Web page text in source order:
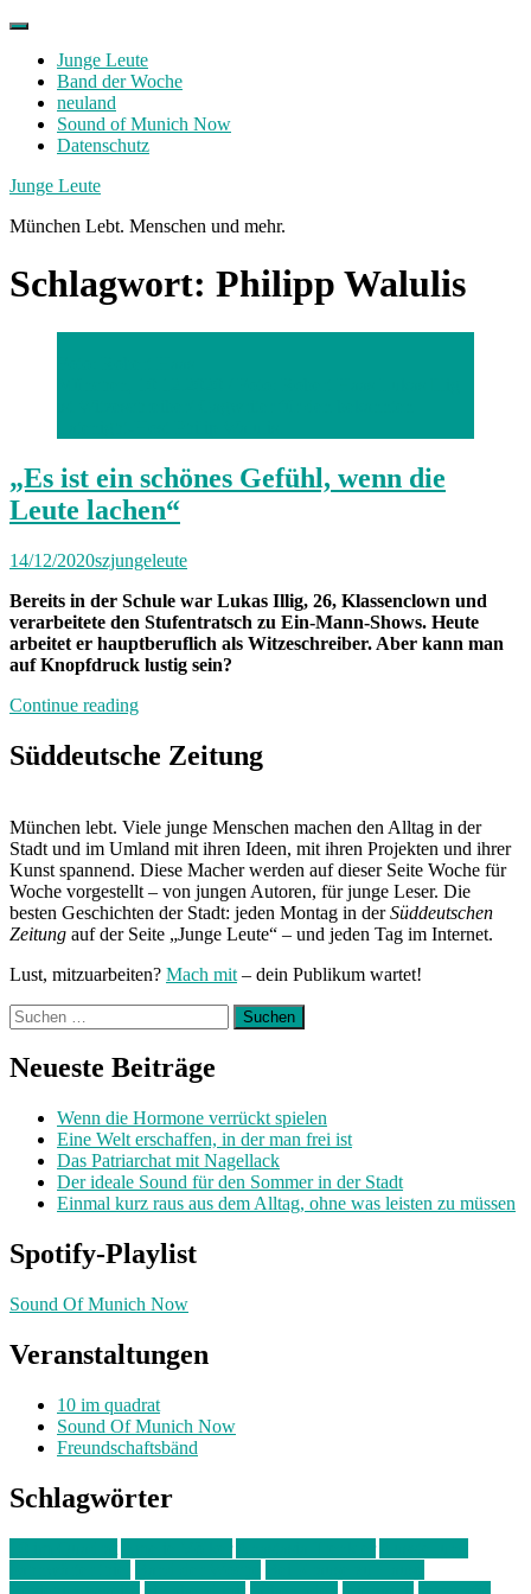
Skip
contentJunge Leute
Band der Woche
neuland
Sound of Munich Now
Datenschutz
Facebook
Twitter
Instagram
Junge Leute
München Lebt. Menschen und mehr.
Schlagwort: Philipp Walulis
„Es ist ein schönes Gefühl, wenn die
Leute lachen“
14/12/2020szjungeleute
Bereits in der Schule war Lukas Illig, 26, Klassenclown und
verarbeitete den Stufentratsch zu Ein-Mann-Shows. Heute
arbeitet er hauptberuflich als Witzeschreiber. Aber kann man
auf Knopfdruck lustig sein?
Continue reading„„Es
ein
schönes
die
Leute
lachen““
Süddeutsche Zeitung
München lebt. Viele junge Menschen machen den Alltag in der
Stadt und im Umland mit ihren Ideen, mit ihren Projekten und ihrer
Kunst spannend. Diese Macher werden auf dieser Seite Woche für
Woche vorgestellt – von jungen Autoren, für junge Leser. Die
besten Geschichten der Stadt: jeden Montag in derSüddeutschen
Zeitung auf der Seite „Junge Leute“ – und jeden Tag im Internet.
Lust, mitzuarbeiten? Mach mit – dein Publikum wartet!
Suchen
nach:
Neueste Beiträge
Wenn die Hormone verrückt spielen
Eine Welt erschaffen, in der man frei ist
Das Patriarchat mit Nagellack
Der ideale Sound für den Sommer in der Stadt
Einmal kurz raus aus dem Alltag, ohne was leisten zu müssen
Spotify-Playlist
Sound Of Munich Now
Veranstaltungen
10 im quadrat
Sound Of Munich Now
Freundschaftsbänd
Schlagwörter